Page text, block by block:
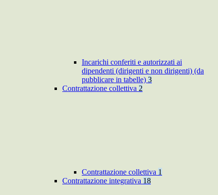
Incarichi conferiti e autorizzati ai
dipendenti (dirigenti e non dirigenti) (da
pubblicare in tabelle) 3
Contrattazione collettiva 2
Contrattazione collettiva 1
Contrattazione integrativa 18